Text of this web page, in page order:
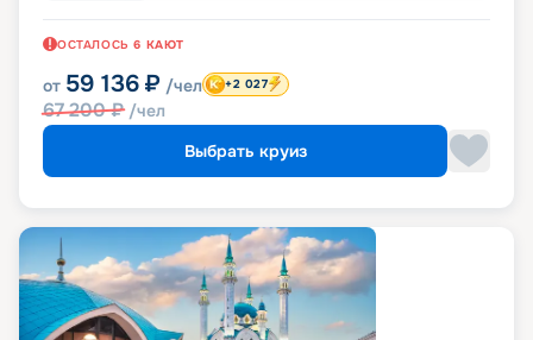
ОСТАЛОСЬ 6 КАЮТ
от 59 136 ₽ /чел
67 200₽ /чел
+2 027
Выбрать круиз